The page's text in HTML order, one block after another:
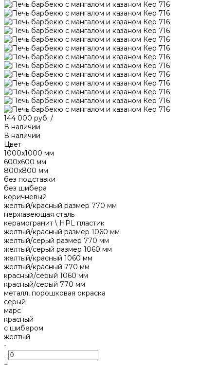
144 000 руб. /
В наличии
В наличии
Цвет
1000х1000 мм
600х600 мм
800х800 мм
без подставки
без шибера
коричневый
желтый/красный размер 770 мм
нержавеющая сталь
керамогранит \ HPL пластик
желтый/красный размер 1060 мм
желтый/серый размер 770 мм
желтый/серый размер 1060 мм
желтый/красный 1060 мм
желтый/красный 770 мм
красный/серый 1060 мм
красный/серый 770 мм
металл, порошковая окраска
серый
марс
красный
с шибером
желтый
-
-